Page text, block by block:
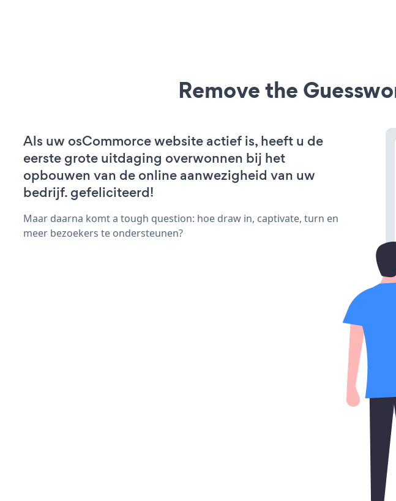
Remove the
Als uw osCommorce website actief is, heeft u de
eerste grote uitdaging overwonnen bij het
opbouwen van de online aanwezigheid van uw
bedrijf. gefeliciteerd!
Maar daarna komt a tough question: hoe draw in, captivate, turn en
meer bezoekers te ondersteunen?